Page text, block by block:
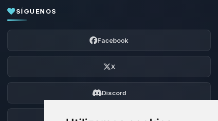
SÍGUENOS
Facebook
X
Discord
Foro